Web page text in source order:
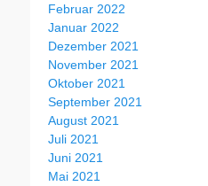
Februar 2022
Januar 2022
Dezember 2021
November 2021
Oktober 2021
September 2021
August 2021
Juli 2021
Juni 2021
Mai 2021